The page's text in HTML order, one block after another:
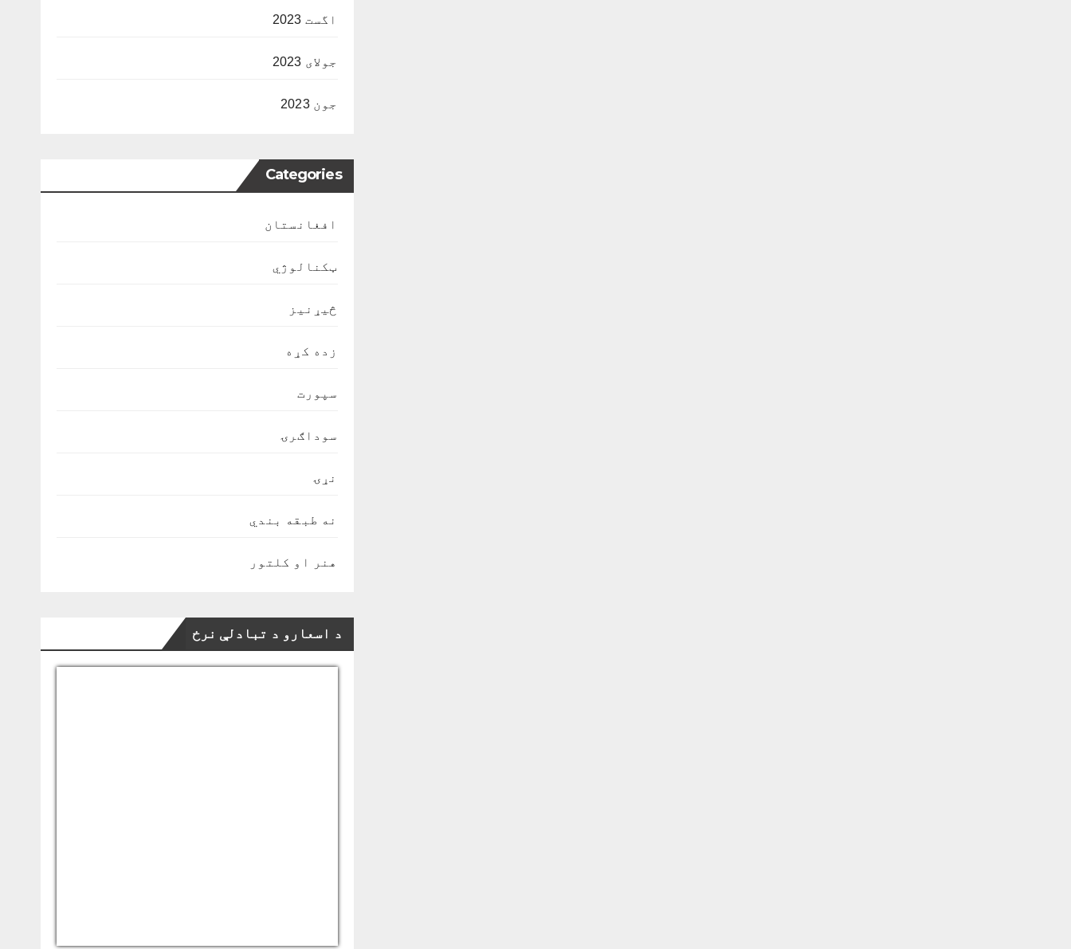
اگست 2023
جولای 2023
جون 2023
Categories
افغانستان
ټکنالوژي
څیړنیز
زده کړه
سپورت
سوداګرۍ
نړۍ
نه طبقه بندي
هنر او کلتور
د اسعارو د تبادلې نرخ